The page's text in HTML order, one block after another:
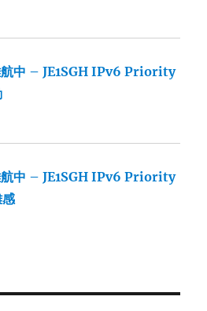
中 – JE1SGH IPv6 Priority
中 – JE1SGH IPv6 Priority
感